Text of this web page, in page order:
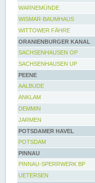
WARNEMÜNDE
WISMAR-BAUMHAUS
WITTOWER FÄHRE
ORANIENBURGER KANAL
SACHSENHAUSEN OP
SACHSENHAUSEN UP
PEENE
AALBUDE
ANKLAM
DEMMIN
JARMEN
POTSDAMER HAVEL
POTSDAM
PINNAU
PINNAU-SPERRWERK BP
UETERSEN